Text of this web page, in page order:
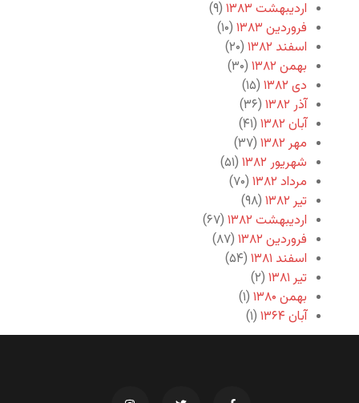
اردیبهشت ۱۳۸۳
(۹)
فروردین ۱۳۸۳
(۱۰)
اسفند ۱۳۸۲
(۲۰)
بهمن ۱۳۸۲
(۳۰)
دی ۱۳۸۲
(۱۵)
آذر ۱۳۸۲
(۳۶)
آبان ۱۳۸۲
(۴۱)
مهر ۱۳۸۲
(۳۷)
شهریور ۱۳۸۲
(۵۱)
مرداد ۱۳۸۲
(۷۰)
تیر ۱۳۸۲
(۹۸)
اردیبهشت ۱۳۸۲
(۶۷)
فروردین ۱۳۸۲
(۸۷)
اسفند ۱۳۸۱
(۵۴)
تیر ۱۳۸۱
(۲)
بهمن ۱۳۸۰
(۱)
آبان ۱۳۶۴
(۱)